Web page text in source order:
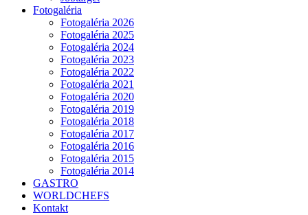
Fotogaléria
Fotogaléria 2026
Fotogaléria 2025
Fotogaléria 2024
Fotogaléria 2023
Fotogaléria 2022
Fotogaléria 2021
Fotogaléria 2020
Fotogaléria 2019
Fotogaléria 2018
Fotogaléria 2017
Fotogaléria 2016
Fotogaléria 2015
Fotogaléria 2014
GASTRO
WORLDCHEFS
Kontakt